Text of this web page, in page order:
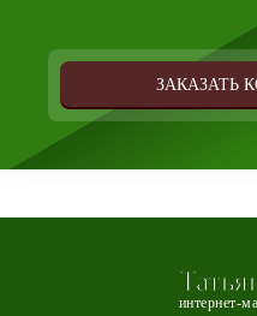
ЗАКАЗАТЬ
интернет-